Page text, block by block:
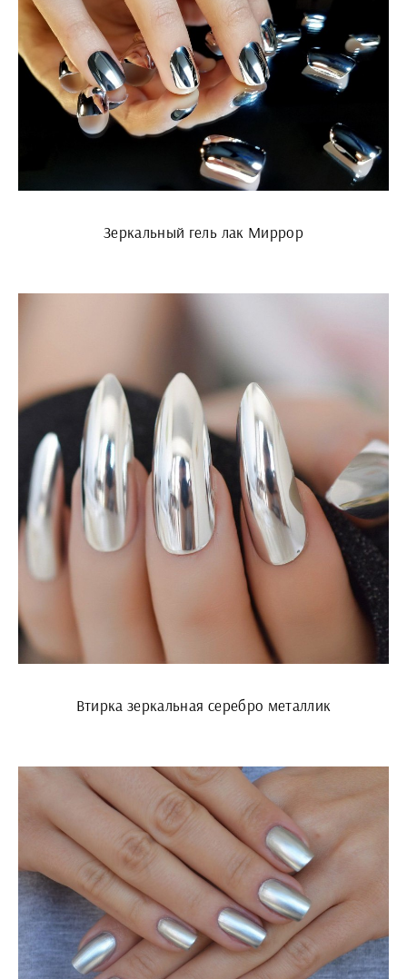
Зеркальный гель лак Миррор
Втирка зеркальная серебро металлик